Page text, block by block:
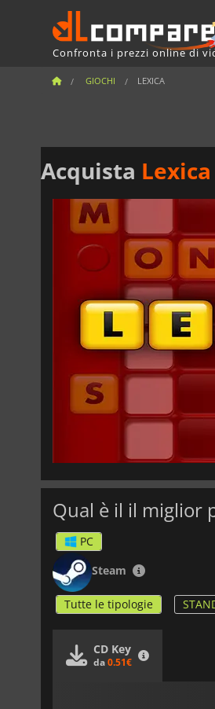
Confronta i prezzi online di
GIOCHI LEXICA
Acquista Lexica
Qual è il il miglior
PC
Steam
Tutte le tipologie
CD Key
da0.51€